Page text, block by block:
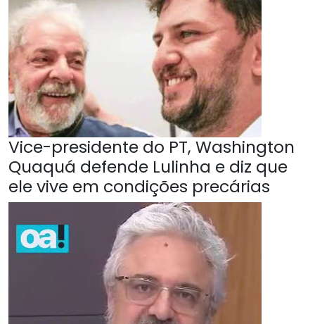
Vice-presidente do PT, Washington
Quaquá defende Lulinha e diz que
ele vive em condições precárias